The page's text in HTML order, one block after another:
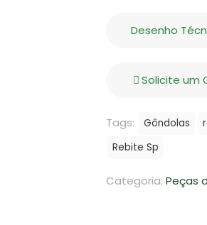
Desenho
Solicite um
Tags: Gôndolas
Rebite Sp
Categoria:Peças